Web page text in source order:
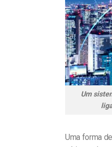
Um
Uma forma